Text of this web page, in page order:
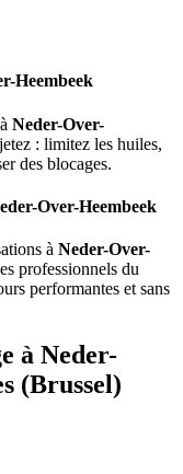
Heembeek
à Neder-Over-
: limitez les huiles,
des blocages.
Over-Heembeek
à Neder-Over-
professionnels du
performantes et sans
à Neder-
(Brussel)